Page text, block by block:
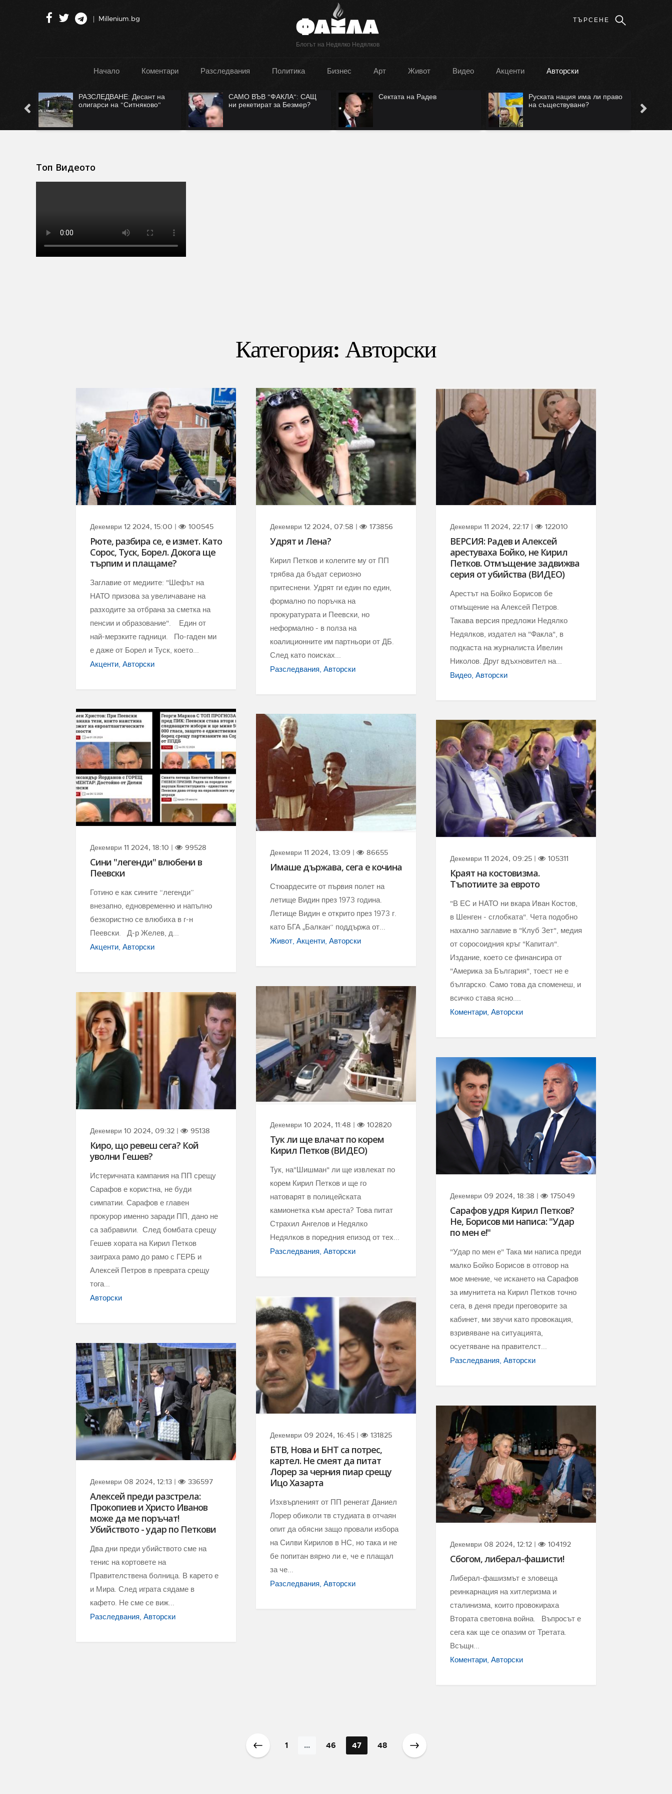
Блогът на Недялко Недялков
Millenium.bg
Начало Коментари Разследвания Политика Бизнес Арт Живот Видео Акценти Авторски
РАЗСЛЕДВАНЕ: Десант на
олигарси на "Ситняково"
САМО ВЪВ "ФАКЛА": САЩ
ни рекетират за Безмер?
Сектата на Радев
Руската нация има ли право
на съществуване?
Лъжа е, че ще са
Топ Видеото
Категория: Авторски
Декември 12 2024, 15:00 | 100545
Рюте, разбира се, е измет. Като
Сорос, Туск, Борел. Докога ще
търпим и плащаме?
Заглавие от медиите: "Шефът на
НАТО призова за увеличаване на
разходите за отбрана за сметка на
пенсии и образование". Един от
най-мерзките гадници. По-гаден ми
е даже от Борел и Туск, което...
Акценти Авторски
Декември 12 2024, 07:58 | 173856
Удрят и Лена?
Кирил Петков и колегите му от ПП
трябва да бъдат сериозно
притеснени. Удрят ги един по един,
формално по поръчка на
прокуратурата и Пеевски, но
неформално - в полза на
коалиционните им партньори от ДБ.
След като поисках...
Разследвания Авторски
Декември 11 2024, 22:17 | 122010
ВЕРСИЯ: Радев и Алексей
арестуваха Бойко, не Кирил
Петков. Отмъщение задвижва
серия от убийства (ВИДЕО)
Арестът на Бойко Борисов бе
отмъщение на Алексей Петров.
Такава версия предложи Недялко
Недялков, издател на "Факла", в
подкаста на журналиста Ивелин
Николов. Друг вдъхновител на...
Видео Авторски
Декември 11 2024, 18:10 | 99528
Сини "легенди" влюбени в
Пеевски
Готино е как сините “легенди”
внезапно, едновременно и напълно
безкористно се влюбиха в г-н
Пеевски. Д-р Желев, д...
Акценти Авторски
Декември 11 2024, 13:09 | 86655
Имаше държава, сега е кочина
Стюардесите от първия полет на
летище Видин през 1973 година.
Летище Видин е открито през 1973 г.
като БГА „Балкан“ поддържа от...
Живот Акценти Авторски
Декември 11 2024, 09:25 | 105311
Краят на костовизма.
Тъпотиите за еврото
"В ЕС и НАТО ни вкара Иван Костов,
в Шенген - сглобката". Чета подобно
нахално заглавие в "Клуб Зет", медия
от соросоидния кръг "Капитал".
Издание, което се финансира от
"Америка за България", тоест не е
българско. Само това да споменеш, и
всичко става ясно....
Коментари Авторски
Декември 10 2024, 11:48 | 102820
Тук ли ще влачат по корем
Кирил Петков (ВИДЕО)
Тук, на"Шишман" ли ще извлекат по
корем Кирил Петков и ще го
натоварят в полицейската
камионетка към ареста? Това питат
Страхил Ангелов и Недялко
Недялков в поредния епизод от тех...
Разследвания Авторски
Декември 10 2024, 09:32 | 95138
Киро, що ревеш сега? Кой
уволни Гешев?
Истеричната кампания на ПП срещу
Сарафов е користна, не буди
симпатии. Сарафов е главен
прокурор именно заради ПП, дано не
са забравили. След бомбата срещу
Гешев хората на Кирил Петков
заиграха рамо до рамо с ГЕРБ и
Алексей Петров в преврата срещу
тога...
Авторски
Декември 09 2024, 18:38 | 175049
Сарафов удря Кирил Петков?
Не, Борисов ми написа: "Удар
по мен е!"
"Удар по мен е" Така ми написа преди
малко Бойко Борисов в отговор на
мое мнение, че искането на Сарафов
за имунитета на Кирил Петков точно
сега, в деня преди преговорите за
кабинет, ми звучи като провокация,
взривяване на ситуацията,
осуетяване на правителст...
Разследвания Авторски
Декември 09 2024, 16:45 | 131825
БТВ, Нова и БНТ са потрес,
картел. Не смеят да питат
Лорер за черния пиар срещу
Ицо Хазарта
Изхвърленият от ПП ренегат Даниел
Лорер обиколи тв студиата в отчаян
опит да обясни защо провали избора
на Силви Кирилов в НС, но така и не
бе попитан вярно ли е, че е плащал
за че...
Разследвания Авторски
Декември 08 2024, 12:13 | 336597
Алексей преди разстрела:
Прокопиев и Христо Иванов
може да ме поръчат!
Убийството - удар по Петкови
Два дни преди убийството сме на
тенис на кортовете на
Правителствена болница. В карето е
и Мира. След играта сядаме в
кафето. Не сме се виж...
Разследвания Авторски
Декември 08 2024, 12:12 | 104192
Сбогом, либерал-фашисти!
Либерал-фашизмът е зловеща
реинкарнация на хитлеризма и
сталинизма, които провокираха
Втората световна война. Въпросът е
сега как ще се опазим от Третата.
Всъщн...
Коментари Авторски
1 ... 46 47 48